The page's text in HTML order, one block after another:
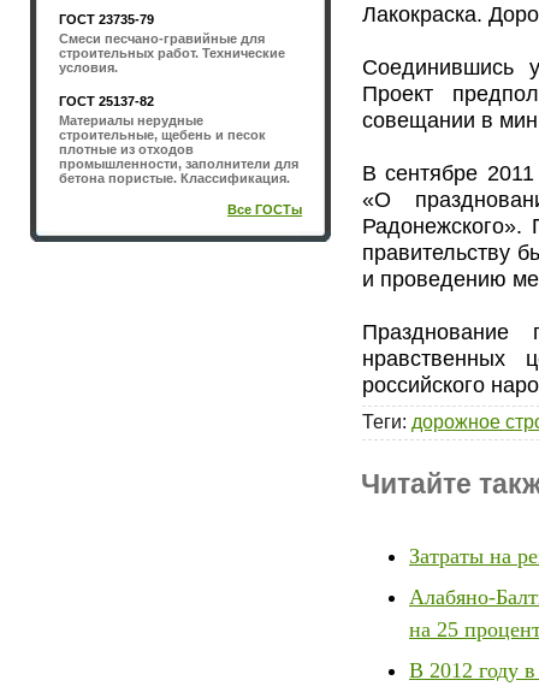
ГОСТ 23735-79
Смеси песчано-гравийные для
строительных работ. Технические
условия.
ГОСТ 25137-82
Материалы нерудные
строительные, щебень и песок
плотные из отходов
промышленности, заполнители для
бетона пористые. Классификация.
Все ГОСТы
Лакокраска.
Соединившись
Проект
совещании в
В сентябре
«О
Радонежского».
правительству
и проведению
нравственных
российского
Теги: дорожное
Читайте
Затраты на
Алабяно-
на 25
В 2012 году